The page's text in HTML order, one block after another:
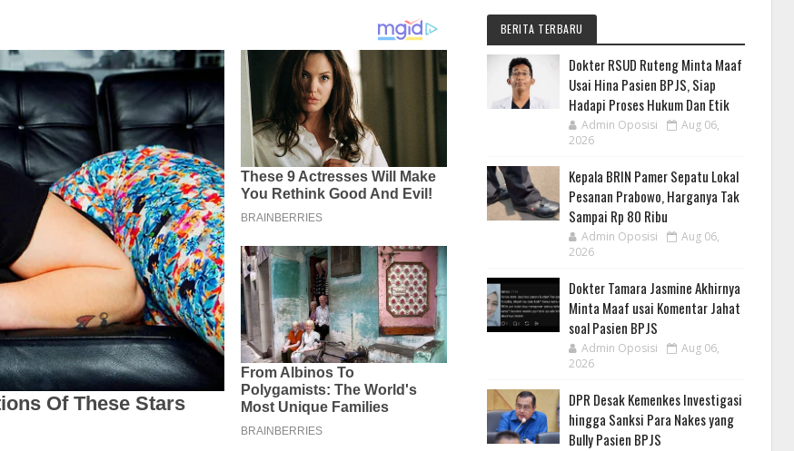
BERITA TERBARU
Dokter RSUD Ruteng Minta Maaf
Usai Hina Pasien BPJS, Siap
Hadapi Proses Hukum Dan Etik
Admin Oposisi
Aug 06,
2026
Kepala BRIN Pamer Sepatu Lokal
Pesanan Prabowo, Harganya Tak
Sampai Rp 80 Ribu
Admin Oposisi
Aug 06,
2026
Dokter Tamara Jasmine Akhirnya
Minta Maaf usai Komentar Jahat
soal Pasien BPJS
Admin Oposisi
Aug 06,
2026
DPR Desak Kemenkes Investigasi
hingga Sanksi Para Nakes yang
Bully Pasien BPJS